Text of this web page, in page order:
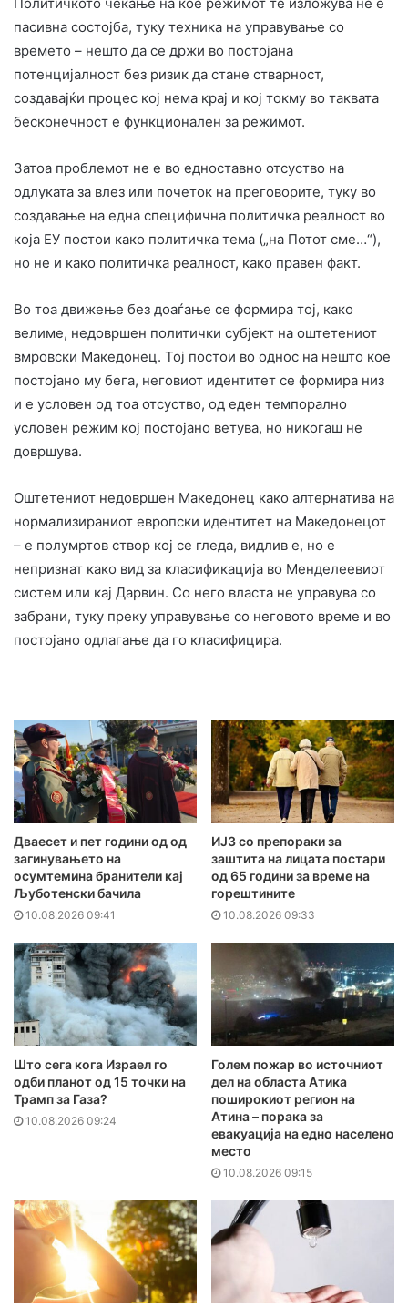
пасивна состојба, туку техника на управување со
времето – нешто да се држи во постојана
потенцијалност без ризик да стане стварност,
создавајќи процес кој нема крај и кој токму во таквата
бесконечност е функционален за режимот.
Затоа проблемот не е во едноставно отсуство на
одлуката за влез или почеток на преговорите, туку во
создавање на една специфична политичка реалност во
која ЕУ постои како политичка тема („на Потот сме…“),
но не и како политичка реалност, како правен факт.
Во тоа движење без доаѓање се формира тој, како
велиме, недовршен политички субјект на оштетениот
вмровски Македонец. Тој постои во однос на нешто кое
постојано му бега, неговиот идентитет се формира низ
и е условен од тоа отсуство, од еден темпорално
условен режим кој постојано ветува, но никогаш не
довршува.
Оштетениот недовршен Македонец како алтернатива на
нормализираниот европски идентитет на Македонецот
– е полумртов створ кој се гледа, видлив е, но е
непризнат како вид за класификација во Менделеевиот
систем или кај Дарвин. Со него власта не управува со
забрани, туку преку управување со неговото време и во
постојано одлагање да го класифицира.
Дваесет и пет години од од
загинувањето на
осумтемина бранители кај
Љуботенски бачила
10.08.2026 09:41
ИЈЗ со препораки за
заштита на лицата постари
од 65 години за време на
горештините
10.08.2026 09:33
Што сега кога Израел го
одби планот од 15 точки на
Трамп за Газа?
10.08.2026 09:24
Голем пожар во источниот
дел на областа Атика
поширокиот регион на
Атина – порака за
евакуација на едно населено
место
10.08.2026 09:15